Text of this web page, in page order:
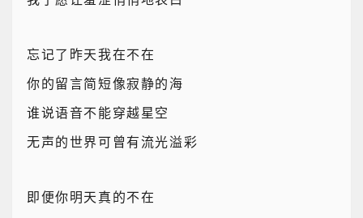
忘记了昨天我在不在
你的留言简短像寂静的海
谁说语音不能穿越星空
无声的世界可曾有流光溢彩
即便你明天真的不在